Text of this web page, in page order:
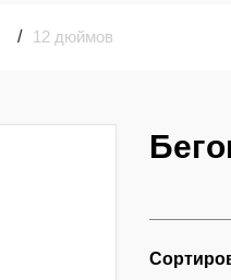
12 дюймов